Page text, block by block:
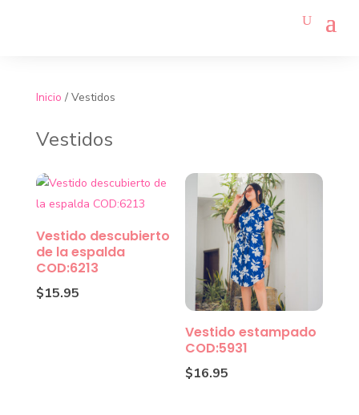
Inicio / Vestidos
Vestidos
Vestido descubierto
de la espalda
COD:6213
$15.95
Vestido estampado
COD:5931
$16.95